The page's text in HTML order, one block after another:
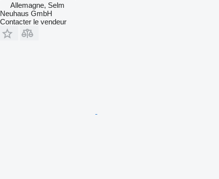
Allemagne, Selm
Neuhaus GmbH
Contacter le vendeur